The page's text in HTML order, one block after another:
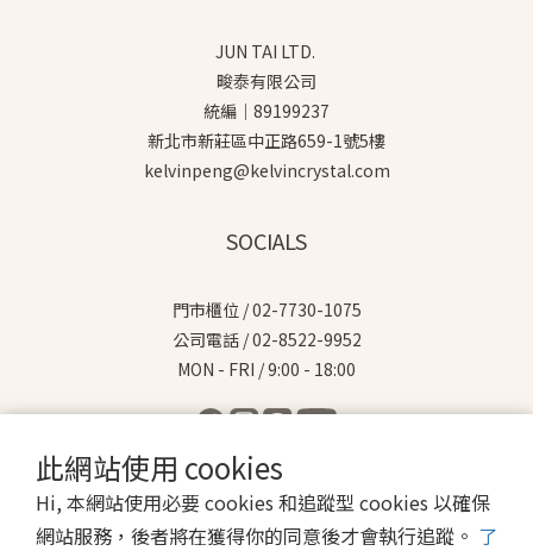
此網站使用 cookies
Hi, 本網站使用必要 cookies 和追蹤型 cookies 以確保
網站服務，後者將在獲得你的同意後才會執行追蹤。 了
JUN TAI LTD.
畯泰有限公司
統編｜89199237
新北市新莊區中正路659-1號5樓
kelvinpeng@kelvincrystal.com
SOCIALS
門市櫃位 / 02-7730-1075
公司電話 / 02-8522-9952
MON - FRI / 9:00 - 18:00
$TWD 繁體中文